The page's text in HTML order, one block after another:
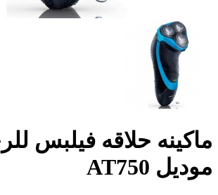
ماكينه حلاقه فيلبس
موديل AT750